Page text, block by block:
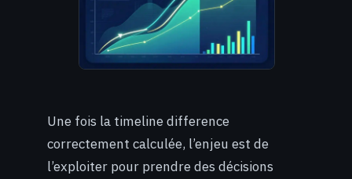
Une fois la timeline difference
correctement calculée, l’enjeu est de
l’exploiter pour prendre des décisions